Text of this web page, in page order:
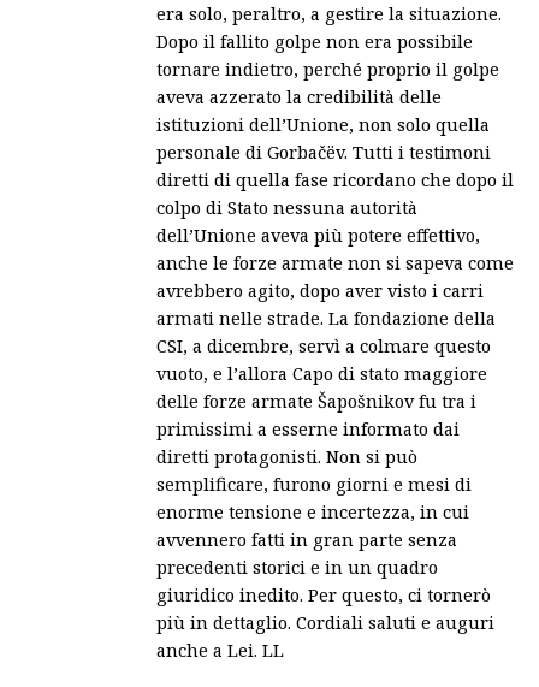
era solo, peraltro, a gestire la situazione.
Dopo il fallito golpe non era possibile
tornare indietro, perché proprio il golpe
aveva azzerato la credibilità delle
istituzioni dell’Unione, non solo quella
personale di Gorbačëv. Tutti i testimoni
diretti di quella fase ricordano che dopo il
colpo di Stato nessuna autorità
dell’Unione aveva più potere effettivo,
anche le forze armate non si sapeva come
avrebbero agito, dopo aver visto i carri
armati nelle strade. La fondazione della
CSI, a dicembre, servì a colmare questo
vuoto, e l’allora Capo di stato maggiore
delle forze armate Šapošnikov fu tra i
primissimi a esserne informato dai
diretti protagonisti. Non si può
semplificare, furono giorni e mesi di
enorme tensione e incertezza, in cui
avvennero fatti in gran parte senza
precedenti storici e in un quadro
giuridico inedito. Per questo, ci tornerò
più in dettaglio. Cordiali saluti e auguri
anche a Lei. LL